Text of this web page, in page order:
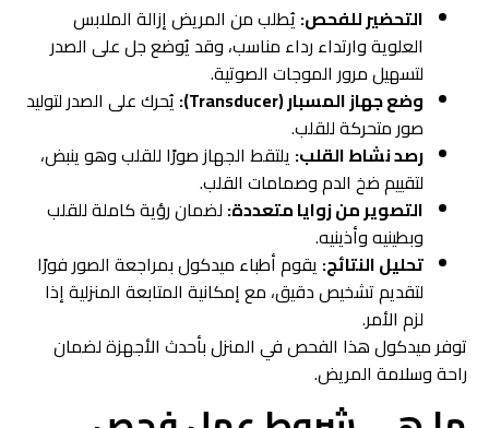
التحضير للفحص: يُطلب من المريض إزالة الملابس
العلوية وارتداء رداء مناسب، وقد يُوضع جل على الصدر
لتسهيل مرور الموجات الصوتية.
وضع جهاز المسبار (Transducer):
يُحرك على الصدر لتوليد
صور متحركة للقلب.
رصد نشاط القلب: يلتقط الجهاز صورًا للقلب وهو ينبض،
لتقييم ضخ الدم وصمامات القلب.
التصوير من زوايا متعددة: لضمان رؤية كاملة للقلب
وبطينيه وأذينيه.
تحليل النتائج: يقوم أطباء ميدكول بمراجعة الصور فورًا
لتقديم تشخيص دقيق، مع إمكانية المتابعة المنزلية إذا
لزم الأمر.
توفر ميدكول هذا الفحص في المنزل بأحدث الأجهزة لضمان
راحة وسلامة المريض.